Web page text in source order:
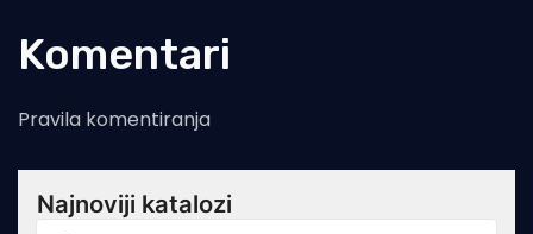
Komentari
Pravila komentiranja